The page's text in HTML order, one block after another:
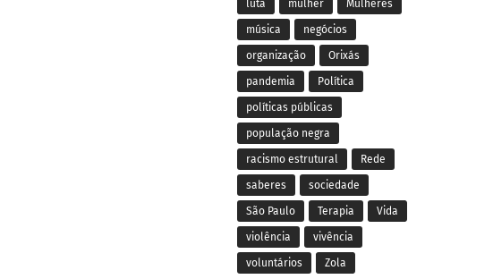
luta mulher Mulheres
música negócios
organização Orixás
pandemia Política
políticas públicas
população negra
racismo estrutural Rede
saberes sociedade
São Paulo Terapia Vida
violência vivência
voluntários Zola